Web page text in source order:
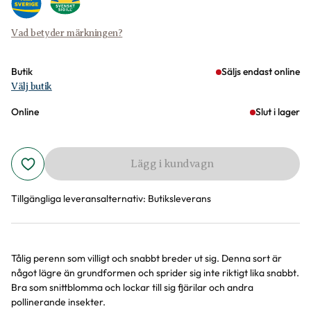
Vad betyder märkningen?
Butik Säljs endast online
Välj butik
Online Slut i lager
Lägg i kundvagn
Tillgängliga leveransalternativ: Butiksleverans
Produktinformation
Tålig perenn som villigt och snabbt breder ut sig. Denna sort är
något lägre än grundformen och sprider sig inte riktigt lika snabbt.
Bra som snittblomma och lockar till sig fjärilar och andra
pollinerande insekter.